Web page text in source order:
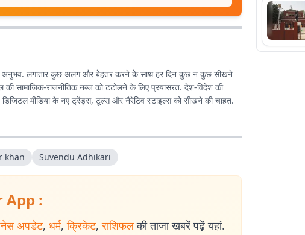
का अनुभव. लगातार कुछ अलग और बेहतर करने के साथ हर दिन कुछ न कुछ सीखने
की सामाजिक-राजनीतिक नब्ज को टटोलने के लिए प्रयासरत. देश-विदेश की
मीडिया के नए ट्रेंड्स, टूल्स और नैरेटिव स्टाइल्स को सीखने की चाहत.
khan Suvendu Adhikari
App :
अपडेट, धर्म, क्रिकेट, राशिफल की ताजा खबरें पढ़ें यहां.